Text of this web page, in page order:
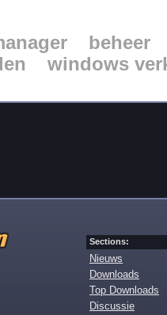
beheer
windows
Sections:
Nieuws
Downloads
Top Downloads
Discussie